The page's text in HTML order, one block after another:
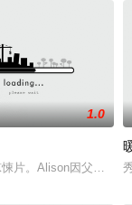
自美国作家亨利·詹姆
1.0
片。Alison因父亲的